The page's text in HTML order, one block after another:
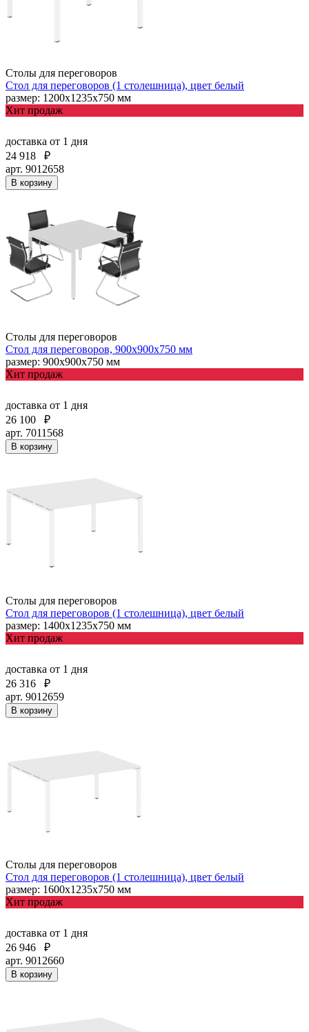
Столы для переговоров
Стол для переговоров (1 столешница), цвет белый
размер: 1200х1235х750 мм
Хит продаж
доставка от 1 дня
24 918
₽
арт. 9012658
В корзину
Столы для переговоров
Стол для переговоров, 900х900х750 мм
размер: 900х900х750 мм
Хит продаж
доставка от 1 дня
26 100
₽
арт. 7011568
В корзину
Столы для переговоров
Стол для переговоров (1 столешница), цвет белый
размер: 1400х1235х750 мм
Хит продаж
доставка от 1 дня
26 316
₽
арт. 9012659
В корзину
Столы для переговоров
Стол для переговоров (1 столешница), цвет белый
размер: 1600х1235х750 мм
Хит продаж
доставка от 1 дня
26 946
₽
арт. 9012660
В корзину